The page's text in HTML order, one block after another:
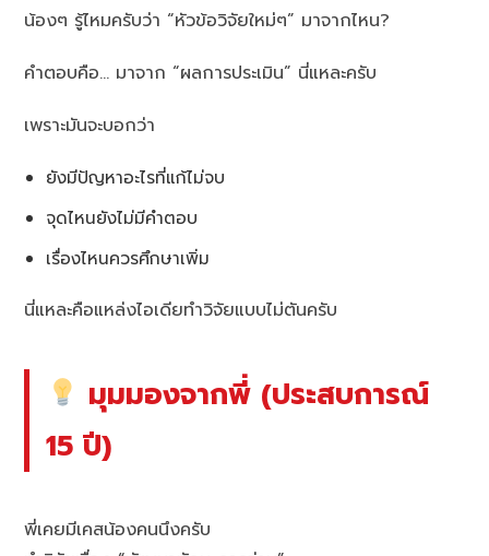
น้องๆ รู้ไหมครับว่า “หัวข้อวิจัยใหม่ๆ” มาจากไหน?
คำตอบคือ… มาจาก “ผลการประเมิน” นี่แหละครับ
เพราะมันจะบอกว่า
ยังมีปัญหาอะไรที่แก้ไม่จบ
จุดไหนยังไม่มีคำตอบ
เรื่องไหนควรศึกษาเพิ่ม
นี่แหละคือแหล่งไอเดียทำวิจัยแบบไม่ตันครับ
มุมมองจากพี่ (ประสบการณ์
15 ปี)
พี่เคยมีเคสน้องคนนึงครับ